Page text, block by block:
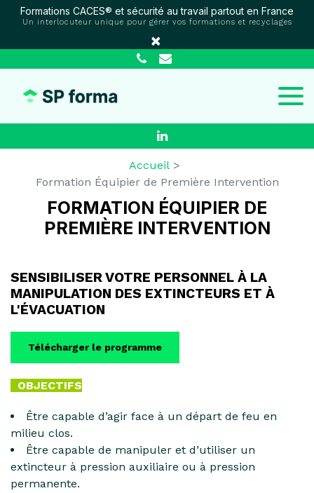
Formations CACES® et sécurité au travail partout en France
Un interlocuteur unique pour gérer vos formations et recyclages
×
Accueil
Formation Équipier de Première Intervention
FORMATION ÉQUIPIER DE
PREMIÈRE INTERVENTION
SENSIBILISER VOTRE PERSONNEL À LA
MANIPULATION DES EXTINCTEURS ET À
L'ÉVACUATION
Télécharger le programme
OBJECTIFS
Être capable d’agir face à un départ de feu en
milieu clos.
Être capable de manipuler et d’utiliser un
extincteur à pression auxiliaire ou à pression
permanente.
Panneau de gestion des cookies